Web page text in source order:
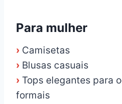
Para mulher
› Camisetas
› Blusas casuais
› Tops elegantes para
formais